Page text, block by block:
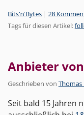
Kategorien:
Bits'n'Bytes | 28
Tags für diesen Artikel:
Anbieter
Geschrieben von Thomas
Seit bald 15 Jahren